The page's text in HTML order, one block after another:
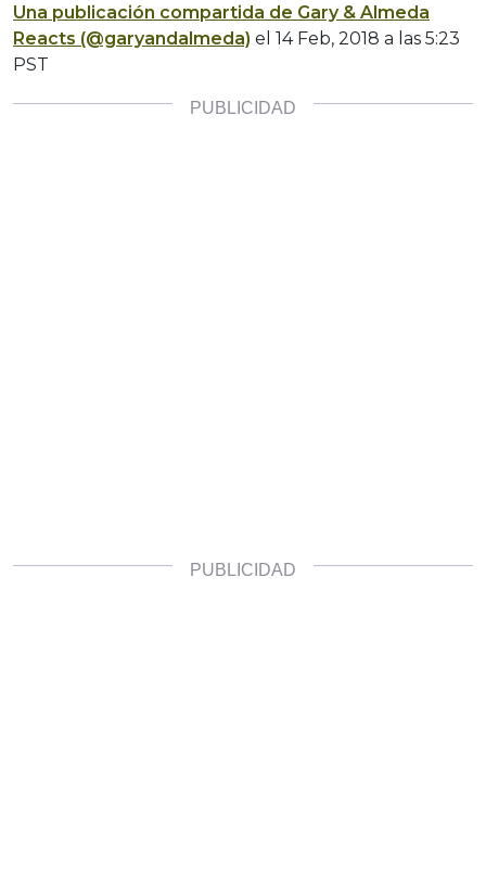
Una publicación compartida de Gary & Almeda
Reacts (@garyandalmeda) el 14 Feb, 2018 a las 5:23
PST